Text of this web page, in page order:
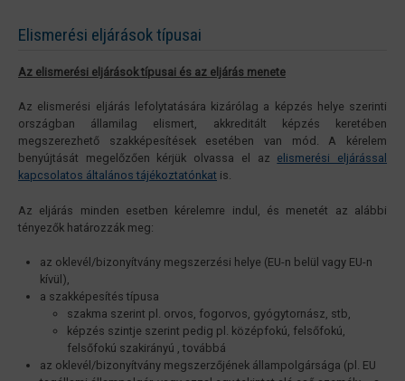
Elismerési eljárások típusai
Az elismerési eljárások típusai és az eljárás menete
Az elismerési eljárás lefolytatására kizárólag a képzés helye szerinti
országban államilag elismert, akkreditált képzés keretében
megszerezhető szakképesítések esetében van mód. A kérelem
benyújtását megelőzően kérjük olvassa el az elismerési eljárással
kapcsolatos általános tájékoztatónkat is.
Az eljárás minden esetben kérelemre indul, és menetét az alábbi
tényezők határozzák meg:
az oklevél/bizonyítvány megszerzési helye (EU-n belül vagy EU-n
kívül),
a szakképesítés típusa
szakma szerint pl. orvos, fogorvos, gyógytornász, stb,
képzés szintje szerint pedig pl. középfokú, felsőfokú,
felsőfokú szakirányú , továbbá
az oklevél/bizonyítvány megszerzőjének állampolgársága (pl. EU